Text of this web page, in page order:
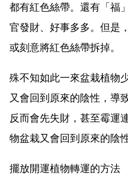
都有紅色絲帶。還有「福
官發財、好事多多。但是
或刻意將紅色絲帶拆掉。
殊不知如此一來盆栽植物
又會回到原來的陰性，導
反而會先失財，甚至霉運
物盆栽又會回到原來的陰性
擺放開運植物轉運的方法